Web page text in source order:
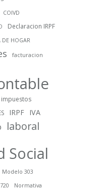
COIVD
Declaracion IRPF
DE HOGAR
facturacion
impuestos
IRPF IVA
laboral
Social
Modelo 303
Normativa